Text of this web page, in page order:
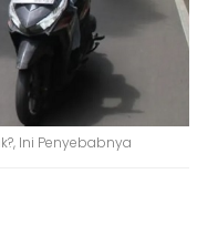
Ini Penyebabnya